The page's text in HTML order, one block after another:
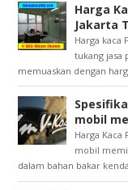
Harga
Jakarta
Harga kaca
tukang jasa
memuaskan dengan
mobil
Harga
mobil
dalam bahan bakar